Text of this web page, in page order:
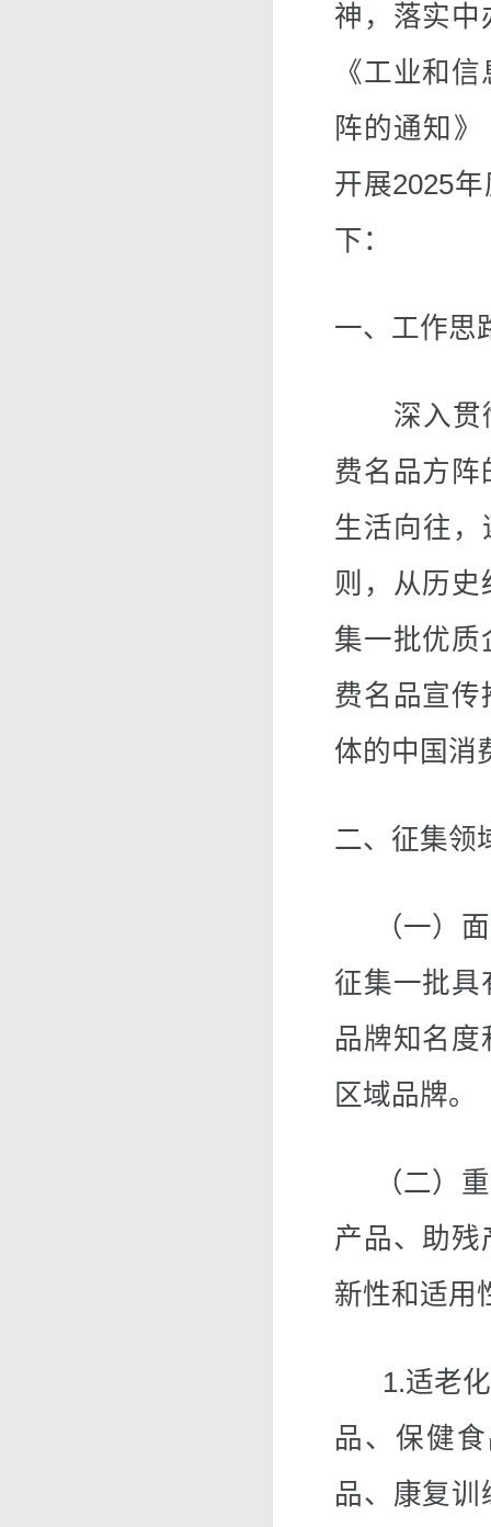
神，落实中
《工业和
阵的通知
开展2025
下：
一、工作思
深入贯彻
费名品方阵
生活向往，
则，从历
集一批优质
费名品宣传
体的中国消
二、征集领
（一）面
征集一批具
品牌知名
区域品牌。
（二）重
产品、助
新性和适用
1.适老化
品、保健
品、康复